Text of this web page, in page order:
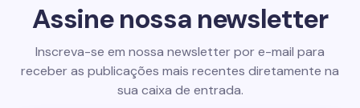
Assine nossa newsletter
Inscreva-se em nossa newsletter por e-mail para
receber as publicações mais recentes diretamente na
sua caixa de entrada.